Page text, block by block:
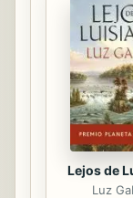
Lejos de
Luz